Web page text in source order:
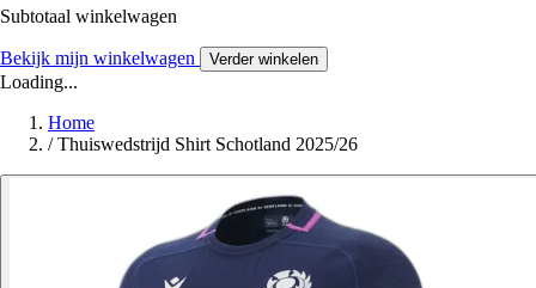
Subtotaal winkelwagen
Bekijk mijn winkelwagen Verder winkelen
Loading...
Home
/ Thuiswedstrijd Shirt Schotland 2025/26